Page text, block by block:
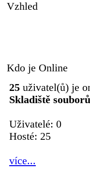
Vzhled
Kdo je Online
25 uživatel(ů) je
Skladiště souborů
Uživatelé: 0
Hosté: 25
více...